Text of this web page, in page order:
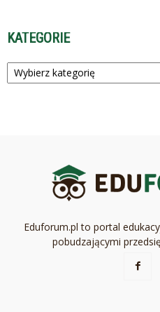
KATEGORIE
Kategorie
Eduforum.pl to portal
pobudzającymi